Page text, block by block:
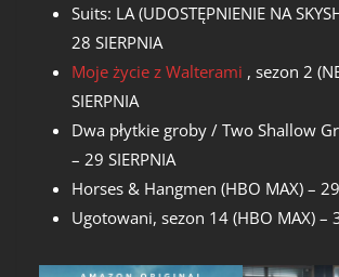
Suits: LA (UDOSTĘPNIENIE NA
28 SIERPNIA
Moje życie z Walterami , sezon 2
SIERPNIA
Dwa płytkie groby / Two Shallow
– 29 SIERPNIA
Horses & Hangmen (HBO MAX) – 29
Ugotowani, sezon 14 (HBO MAX) –